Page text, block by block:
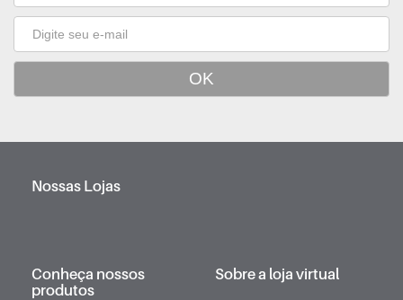
Nossas Lojas
Conheça nossos
produtos
Sobre a loja virtual